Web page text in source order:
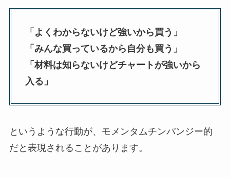
「よくわからないけど強いから買う」
「みんな買っているから自分も買う」
「材料は知らないけどチャートが強いから
入る」
というような行動が、モメンタムチンパンジー的
だと表現されることがあります。